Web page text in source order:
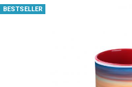
BESTSELLER